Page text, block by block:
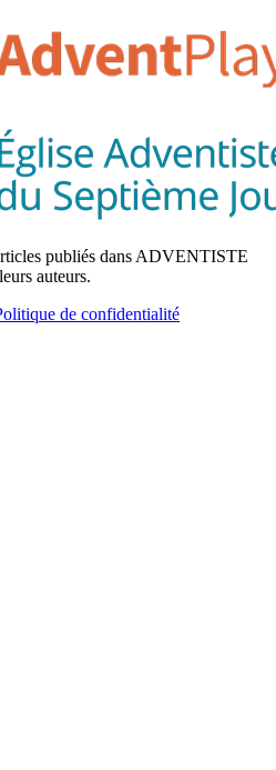
publiés dans ADVENTISTE
auteurs.
de confidentialité